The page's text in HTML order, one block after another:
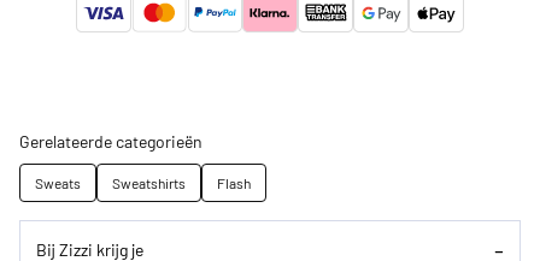
Gerelateerde categorieën
Sweats Sweatshirts Flash
Bij Zizzi krijg je